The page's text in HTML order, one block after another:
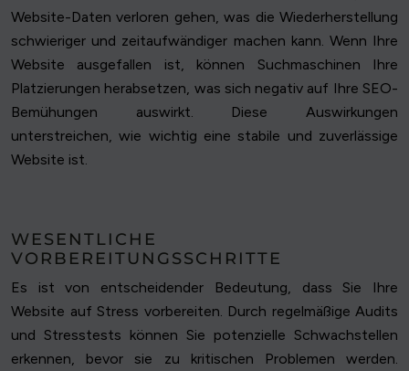
Website-Daten verloren gehen, was die Wiederherstellung
schwieriger und zeitaufwändiger machen kann. Wenn Ihre
Website ausgefallen ist, können Suchmaschinen Ihre
Platzierungen herabsetzen, was sich negativ auf Ihre SEO-
Bemühungen auswirkt. Diese Auswirkungen
unterstreichen, wie wichtig eine stabile und zuverlässige
Website ist.
WESENTLICHE
VORBEREITUNGSSCHRITTE
Es ist von entscheidender Bedeutung, dass Sie Ihre
Website auf Stress vorbereiten. Durch regelmäßige Audits
und Stresstests können Sie potenzielle Schwachstellen
erkennen, bevor sie zu kritischen Problemen werden.